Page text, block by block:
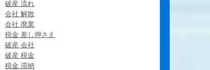
破産 流れ
会社 解散
会社 廃業
税金 差し押さえ
破産 会社
破産 税金
税金 滞納